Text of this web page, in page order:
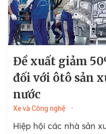
Đề xuất giảm
đối với ôtô sản
nước
Xe và Công nghệ
Hiệp hội các nhà sản